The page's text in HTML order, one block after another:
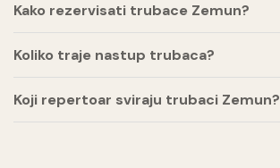
Kako rezervisati trubace Zemun?
Koliko traje nastup trubaca?
Koji repertoar sviraju trubaci Zemun?